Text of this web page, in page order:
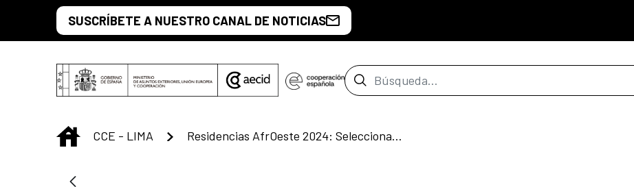
Saltar al contenido principal
SUSCRÍBETE A NUESTRO CANAL DE NOTICIAS
Barra de búsqueda
INICIO
CCE - LIMA Residencias AfrOeste 2024: Seleccionados